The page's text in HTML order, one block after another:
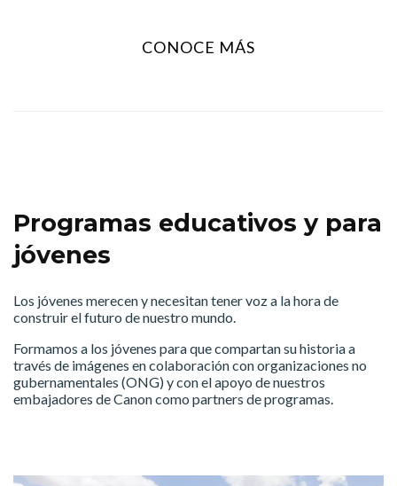
CONOCE MÁS
Programas educativos y para
jóvenes
Los jóvenes merecen y necesitan tener voz a la hora de
construir el futuro de nuestro mundo.
Formamos a los jóvenes para que compartan su historia a
través de imágenes en colaboración con organizaciones no
gubernamentales (ONG) y con el apoyo de nuestros
embajadores de Canon como partners de programas.